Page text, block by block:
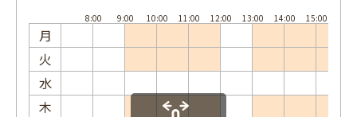
月
火
水
木